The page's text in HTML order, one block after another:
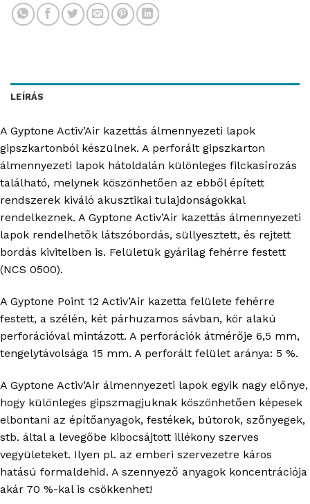
LEÍRÁS
A Gyptone Activ’Air kazettás álmennyezeti lapok
gipszkartonból készülnek. A perforált gipszkarton
álmennyezeti lapok hátoldalán különleges filckasírozás
található, melynek köszönhetően az ebből épített
rendszerek kiváló akusztikai tulajdonságokkal
rendelkeznek. A Gyptone Activ’Air kazettás álmennyezeti
lapok rendelhetők látszóbordás, süllyesztett, és rejtett
bordás kivitelben is. Felületük gyárilag fehérre festett
(NCS 0500).
A Gyptone Point 12 Activ’Air kazetta felülete fehérre
festett, a szélén, két párhuzamos sávban, kör alakú
perforációval mintázott. A perforációk átmérője 6,5 mm,
tengelytávolsága 15 mm. A perforált felület aránya: 5 %.
A Gyptone Activ’Air álmennyezeti lapok egyik nagy előnye,
hogy különleges gipszmagjuknak köszönhetően képesek
elbontani az építőanyagok, festékek, bútorok, szőnyegek,
stb. által a levegőbe kibocsájtott illékony szerves
vegyületeket. Ilyen pl. az emberi szervezetre káros
hatású formaldehid. A szennyező anyagok koncentrációja
akár 70 %-kal is csökkenhet!